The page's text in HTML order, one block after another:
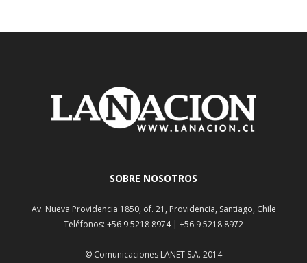
SOBRE NOSOTROS
Av. Nueva Providencia 1850, of. 21, Providencia, Santiago, Chile
Teléfonos: +56 9 5218 8974 | +56 9 5218 8972
© Comunicaciones LANET S.A. 2014